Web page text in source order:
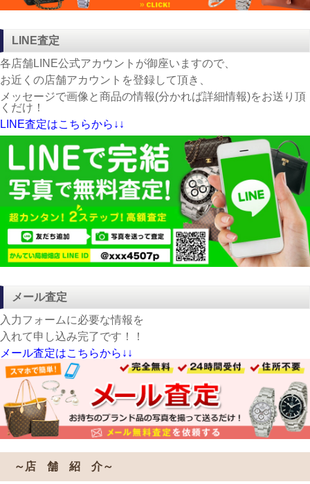
LINE査定
各店舗LINE公式アカウントが御座いますので、
お近くの店舗アカウントを登録して頂き、
メッセージで画像と商品の情報(分かれば詳細情報)をお送り頂
くだけ！
LINE査定はこちらから↓↓
メール査定
入力フォームに必要な情報を
入れて申し込み完了です！！
メール査定はこちらから↓↓
～店 舗 紹 介～